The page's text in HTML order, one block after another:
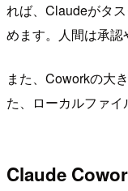
れば、Claudeがタ
めます。人間は承認
また、Coworkの大
た、ローカルファイ
Claude